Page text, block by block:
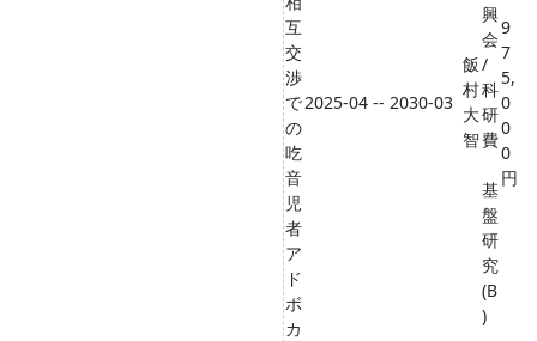
互
交
渉
で
の
吃
音
児
者
ア
ド
ボ
カ
2025-04 -- 2030-03
飯
村
大
智
興
会
/
科
研
費
基
盤
研
究
(B
)
9
7
5,
0
0
0
円